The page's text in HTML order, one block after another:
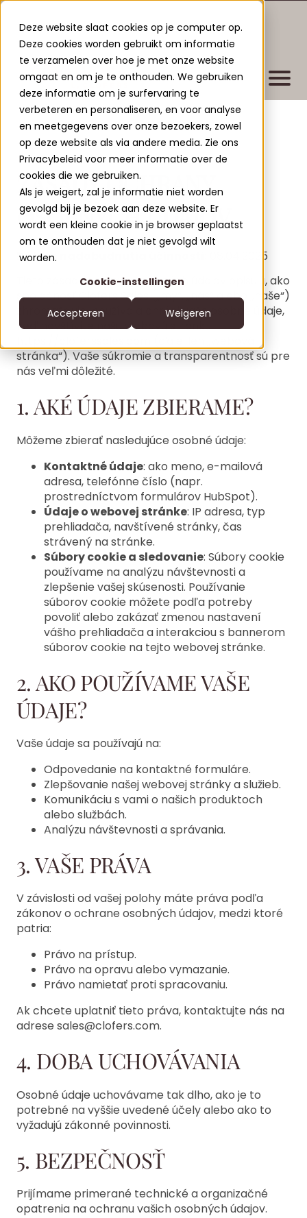
Deze website slaat cookies op je computer op.
Deze cookies worden gebruikt om informatie
te verzamelen over hoe je met onze website
omgaat en om je te onthouden. We gebruiken
deze informatie om je surfervaring te
verbeteren en personaliseren, en voor analyse
en meetgegevens over onze bezoekers, zowel
op deze website als via andere media. Zie ons
Privacybeleid voor meer informatie over de
cookies die we gebruiken.
Als je weigert, zal je informatie niet worden
gevolgd bij je bezoek aan deze website. Er
wordt een kleine cookie in je browser geplaatst
om te onthouden dat je niet gevolgd wilt
worden.
Cookie-instellingen
Accepteren Weigeren
Bydlisko
Nové stavebné projekty
Existujúce projekty
Leisure Lodges Jenig
Relax Residences Rattendorf
Active Apartments Sonnleitn
Nature Chalets Obermöschach
Clofers Valvora
Viac o Clofers
Kto sme
Kontakt
SK
EN
SL
clofers.com
Bel +31 6 22805996
ZÁSADY OCHRANY
OSOBNÝCH ÚDAJOV
Dátum nadobudnutia účinnosti:
08.04.2025
Tieto zásady ochrany osobných údajov opisujú, ako
spoločnosť Clofers Sales („my“, „nás“ alebo „naše“)
zhromažďuje, používa a chráni vaše osobné údaje,
keď navštívite našu webovú stránku
stránka“). Vaše súkromie a transparentnosť sú pre
nás veľmi dôležité.
1. AKÉ ÚDAJE ZBIERAME?
Môžeme zbierať nasledujúce osobné údaje:
Kontaktné údaje: ako meno, e-mailová
adresa, telefónne číslo (napr.
prostredníctvom formulárov HubSpot).
Údaje o webovej stránke: IP adresa, typ
prehliadača, navštívené stránky, čas
strávený na stránke.
Súbory cookie a sledovanie: Súbory cookie
používame na analýzu návštevnosti a
zlepšenie vašej skúsenosti. Používanie
súborov cookie môžete podľa potreby
povoliť alebo zakázať zmenou nastavení
vášho prehliadača a interakciou s bannerom
súborov cookie na tejto webovej stránke.
2. AKO POUŽÍVAME VAŠE
ÚDAJE?
Vaše údaje sa používajú na:
Odpovedanie na kontaktné formuláre.
Zlepšovanie našej webovej stránky a služieb.
Komunikáciu s vami o našich produktoch
alebo službách.
Analýzu návštevnosti a správania.
3. VAŠE PRÁVA
V závislosti od vašej polohy máte práva podľa
zákonov o ochrane osobných údajov, medzi ktoré
patria:
Právo na prístup.
Právo na opravu alebo vymazanie.
Právo namietať proti spracovaniu.
Ak chcete uplatniť tieto práva, kontaktujte nás na
adrese sales@clofers.com.
4. DOBA UCHOVÁVANIA
Osobné údaje uchovávame tak dlho, ako je to
potrebné na vyššie uvedené účely alebo ako to
vyžadujú zákonné povinnosti.
5. BEZPEČNOSŤ
Prijímame primerané technické a organizačné
opatrenia na ochranu vašich osobných údajov.